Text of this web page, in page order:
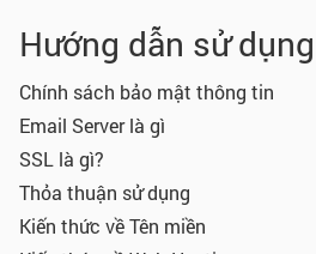
Hướng dẫn sử dụng
Chính sách bảo mật thông tin
Email Server là gì
SSL là gì?
Thỏa thuận sử dụng
Kiến thức về Tên miền